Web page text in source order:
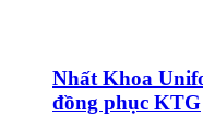
Nhất Khoa
đồng phục KTG